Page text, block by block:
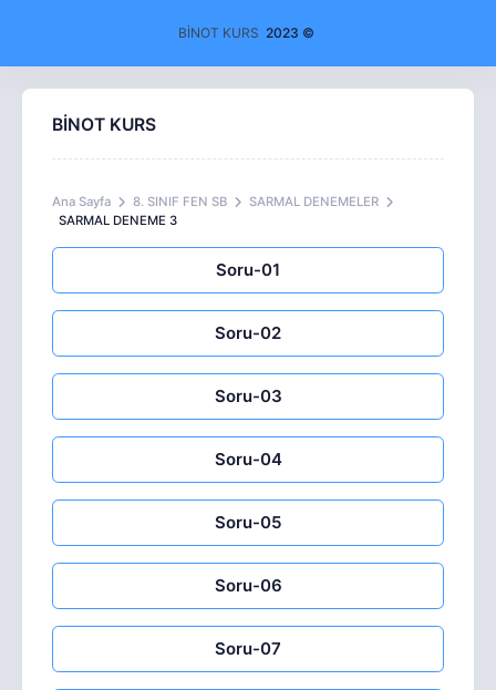
BİNOT KURS 2023 ©
BİNOT KURS
Ana Sayfa 8. SINIF FEN SB
SARMAL DENEMELER
SARMAL DENEME 3
Soru-01
Soru-02
Soru-03
Soru-04
Soru-05
Soru-06
Soru-07